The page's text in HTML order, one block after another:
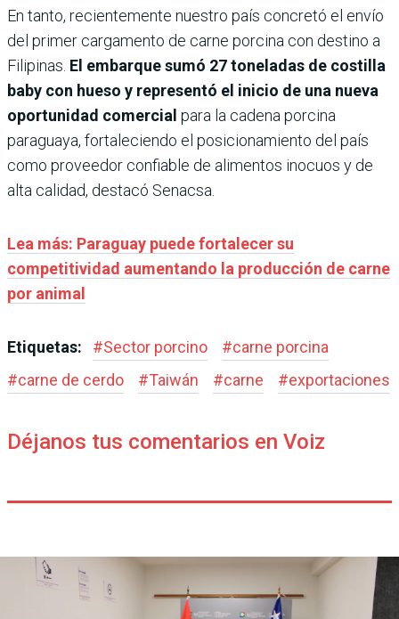
En tanto, recientemente nuestro país concretó el envío
del primer cargamento de carne porcina con destino a
Filipinas. El embarque sumó 27 toneladas de costilla
baby con hueso y representó el inicio de una nueva
oportunidad comercial para la cadena porcina
paraguaya, fortaleciendo el posicionamiento del país
como proveedor confiable de alimentos inocuos y de
alta calidad, destacó Senacsa.
Lea más: Paraguay puede fortalecer su
competitividad aumentando la producción de carne
por animal
Etiquetas: #Sector porcino #carne porcina
#carne de cerdo #Taiwán #carne #exportaciones
Déjanos tus comentarios en Voiz